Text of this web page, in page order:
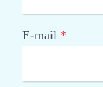
E-mail *